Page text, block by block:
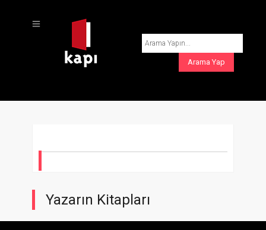
Yazarın Kitapları